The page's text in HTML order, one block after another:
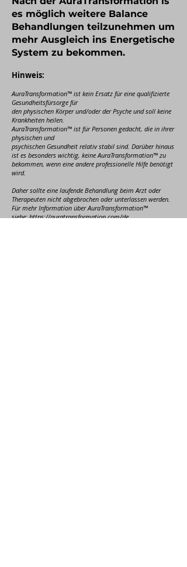
es möglich weitere Balance
Behandlungen teilzunehmen um
mehr Ausgleich ins Energetische
System zu bekommen.
Hinweis:
AuraTransformation™ ist kein Ersatz für eine qualifizierte
Gesundheitsfürsorge für
den physischen Körper und/oder der Psyche und soll keine
Krankheiten heilen.
AuraTransformation™ ist für Personen gedacht, die in ihrer
physischen und
psychischen Gesundheit relativ stabil sind. Darüber hinaus
ist es besonders wichtig, keine AuraTransformation™ zu
bekommen, wenn eine andere professionelle Hilfe benötigt
wird.
Daher sollte eine laufende Behandlung beim Arzt oder
Therapeuten nicht abgebrochen oder unterlassen werden.
Für mehr Information über AuraTransformation™
siehe:https://auratransformation.com/de